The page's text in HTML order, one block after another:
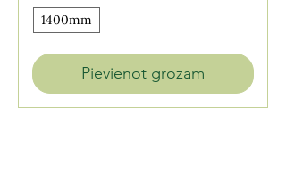
1400mm
Pievienot grozam